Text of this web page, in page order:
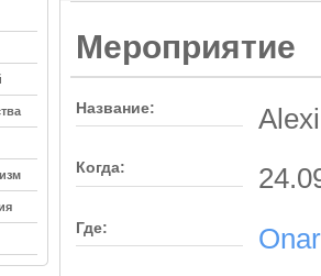
Мероприятие
Название:
Когда:
Где: